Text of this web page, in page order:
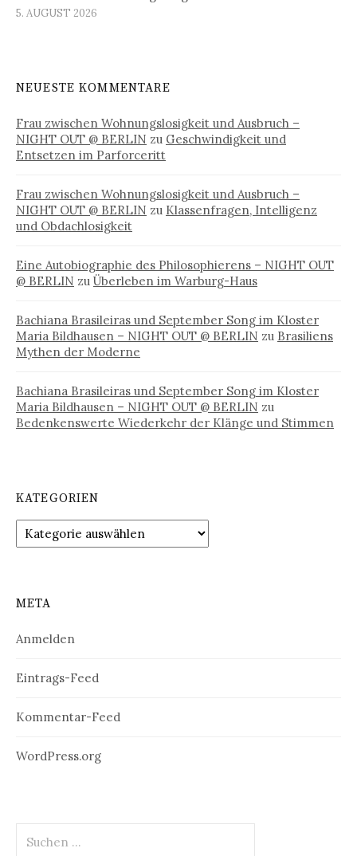
5. AUGUST 2026
NEUESTE KOMMENTARE
Frau zwischen Wohnungslosigkeit und Ausbruch –
NIGHT OUT @ BERLIN zu Geschwindigkeit und
Entsetzen im Parforceritt
Frau zwischen Wohnungslosigkeit und Ausbruch –
NIGHT OUT @ BERLIN zu Klassenfragen, Intelligenz
und Obdachlosigkeit
Eine Autobiographie des Philosophierens – NIGHT OUT
@ BERLIN zu Überleben im Warburg-Haus
Bachiana Brasileiras und September Song im Kloster
Maria Bildhausen – NIGHT OUT @ BERLIN zu Brasiliens
Mythen der Moderne
Bachiana Brasileiras und September Song im Kloster
Maria Bildhausen – NIGHT OUT @ BERLIN zu
Bedenkenswerte Wiederkehr der Klänge und Stimmen
KATEGORIEN
Kategorien
META
Anmelden
Eintrags-Feed
Kommentar-Feed
WordPress.org
nach: